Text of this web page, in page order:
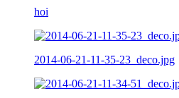
hoi
2014-06-21-11-35-23_deco.jpg